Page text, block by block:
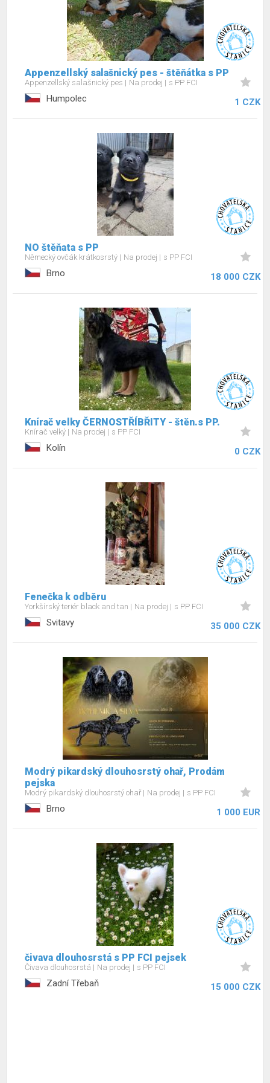
Appenzellský salašnický pes - štěňátka s PP
Appenzellský salašnický pes Na prodej s PP FCI
Humpolec 1 CZK
NO štěňata s PP
Německý ovčák krátkosrstý Na prodej s PP FCI
Brno 18 000 CZK
Knírač velky ČERNOSTŘÍBŘITY - štěn.s PP.
Knírač velký Na prodej s PP FCI
Kolín 0 CZK
Fenečka k odběru
Yorkšírský teriér black and tan Na prodej s PP FCI
Svitavy 35 000 CZK
Modrý pikardský dlouhosrstý ohař, Prodám
pejska
Modrý pikardský dlouhosrstý ohař Na prodej s PP FCI
Brno 1 000 EUR
čivava dlouhosrstá s PP FCI pejsek
Čivava dlouhosrstá Na prodej s PP FCI
Zadní Třebaň 15 000 CZK